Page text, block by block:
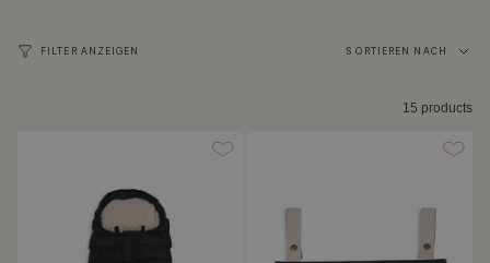
FILTER ANZEIGEN
Sortieren
SORTIEREN NACH
15 products